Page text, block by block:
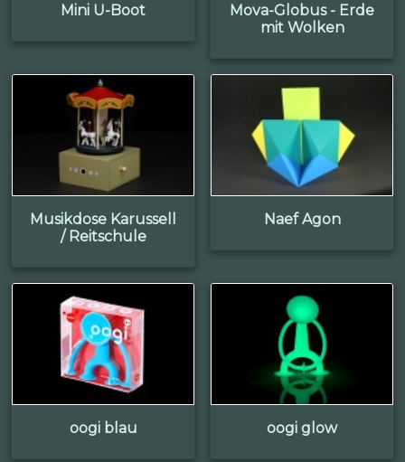
Mini U-Boot
Mova-Globus - Erde
mit Wolken
Musikdose Karussell
/ Reitschule
Naef Agon
oogi blau oogi glow